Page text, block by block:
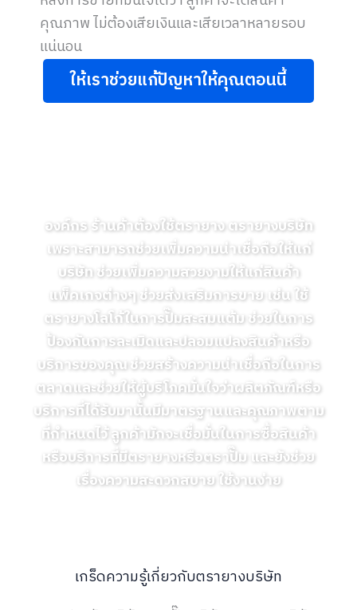
คุณภาพ ไม่ต้องเสียเงินและเสียเวลาหลายรอบ
แน่นอน
ให้เราช่วยแก้ปัญหาให้คุณตอนนี้
องค์กร ร้านค้าต้องใช้ตรายาง ตรายางบริษัท
เพราะสามารถช่วยเพิ่มความน่าเชื่อถือให้แก่
บริษัท ช่วยเพิ่มความสวยงามให้แก่สินค้า
แพ็คเกจต่างๆ ช่วยส่งเสริมการขาย เช่น ใช้
ตรายางโลโก้ในการปั๊มสะสมแต้ม ช่วยในการ
ป้องกันการละเมิดและปลอมแปลงสินค้าหรือ
บริการของคุณ ช่วยสร้างความน่าเชื่อถือในการ
ตลาดและช่วยให้ผู้บริโภคมั่นใจว่าผลิตภัณฑ์หรือ
บริการที่ได้รับมานั้นมีมาตรฐานและคุณภาพตาม
ที่กำหนดไว้ ลูกค้ามักจะเชื่อมั่นในการซื้อสินค้า
หรือบริการที่มีตรายางหรือตราปั๊ม และยังช่วย
เรื่องความสะดวกสบาย ใช้งานง่าย
เกร็ดความรู้เกี่ยวกับตรายางบริษัท